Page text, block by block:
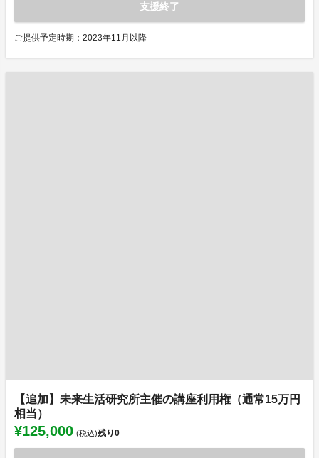
支援終了
ご提供予定時期：2023年11月以降
【追加】未来生活研究所主催の講座利用権（通常15万円
相当）
¥125,000 (税込)残り0